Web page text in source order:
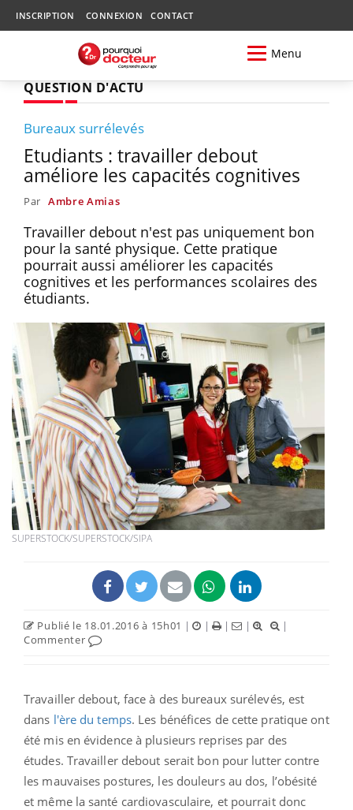
INSCRIPTION CONNEXION CONTACT
Menu
QUESTION D'ACTU
Bureaux surrélevés
Etudiants : travailler debout
améliore les capacités cognitives
Par Ambre Amias
Travailler debout n'est pas uniquement bon
pour la santé physique. Cette pratique
pourrait aussi améliorer les capacités
cognitives et les performances scolaires des
étudiants.
SUPERSTOCK/SUPERSTOCK/SIPA
Publié le 18.01.2016 à 15h01 | | | |
|
Commenter
Travailler debout, face à des bureaux surélevés, est
dans l'ère du temps. Les bénéfices de cette pratique ont
été mis en évidence à plusieurs reprises par des
études. Travailler debout serait bon pour lutter contre
les mauvaises postures, les douleurs au dos, l’obésité
et même la santé cardiovasculaire, et pourrait donc